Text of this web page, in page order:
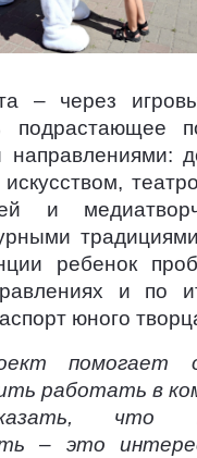
– через
подрастающее
направлениями:
и
ребенок
и по
юного
помогает
работать в
что
– это